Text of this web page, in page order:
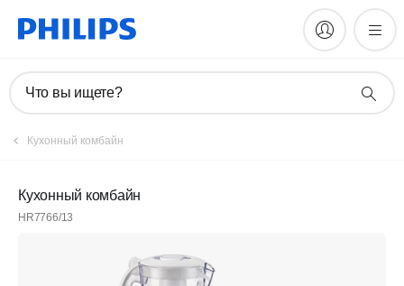
Что вы ищете?
Кухонный комбайн
Кухонный комбайн
HR7766/13